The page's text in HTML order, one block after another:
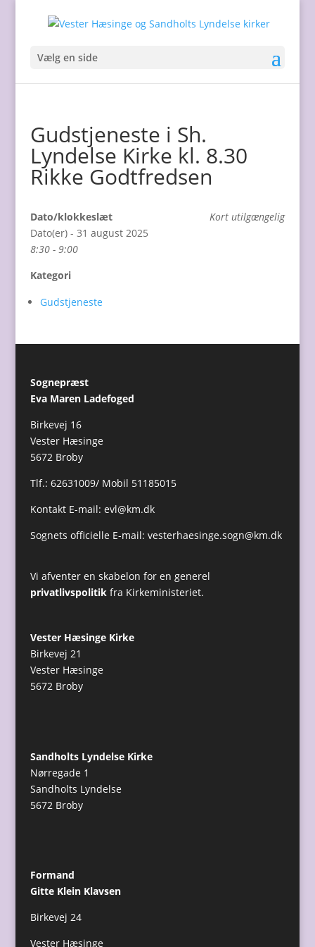
Vælg en side
Gudstjeneste i Sh.
Lyndelse Kirke kl. 8.30
Rikke Godtfredsen
Kort utilgængelig
Dato/klokkeslæt
Dato(er) - 31 august 2025
8:30 - 9:00
Kategori
Gudstjeneste
Sognepræst
Eva Maren Ladefoged
Birkevej 16
Vester Hæsinge
5672 Broby
Tlf.: 62631009/ Mobil 51185015
Kontakt E-mail: evl@km.dk
Sognets officielle E-mail: vesterhaesinge.sogn@km.dk
Vi afventer en skabelon for en generel
privatlivspolitikfra Kirkeministeriet.
Vester Hæsinge Kirke
Birkevej 21
Vester Hæsinge
5672 Broby
Sandholts Lyndelse Kirke
Nørregade 1
Sandholts Lyndelse
5672 Broby
Formand
Gitte Klein Klavsen
Birkevej 24
Vester Hæsinge